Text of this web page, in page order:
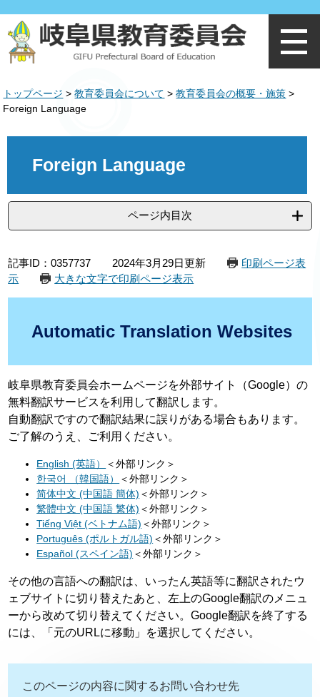
ジ
の
で
す
ュ
ー
ば
し
トップページ >教育委員会について >教育委員会の概要・施策 >
Foreign Language
Foreign Language
ページ内目次
記事ID：0357737 2024年3月29日更新
印刷ページ表
示
大きな文字で印刷ページ表示
Automatic Translation Websites
岐阜県教育委員会ホームページを外部サイト（Google）の
無料翻訳サービスを利用して翻訳します。
自動翻訳ですので翻訳結果に誤りがある場合もあります。
ご了解のうえ、ご利用ください。
English (英語）
＜外部リンク＞
한국어 （韓国語）
＜外部リンク＞
简体中文 (中国語 簡体) ＜外部リンク＞
繁體中文 (中国語 繁体) ＜外部リンク＞
Tiếng Việt (ベトナム語) ＜外部リンク＞
Português (ポルトガル語) ＜外部リンク＞
Español (スペイン語) ＜外部リンク＞
その他の言語への翻訳は、いったん英語等に翻訳されたウ
ェブサイトに切り替えたあと、左上のGoogle翻訳のメニュ
ーから改めて切り替えてください。Google翻訳を終了する
には、「元のURLに移動」を選択してください。
このページの内容に関するお問い合わせ先